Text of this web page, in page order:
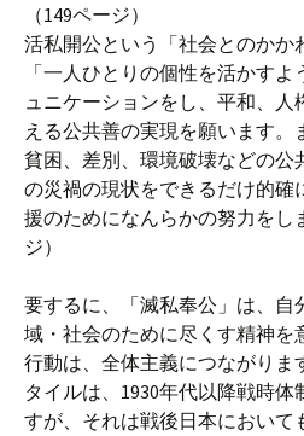
（149ページ）
活私開公という「社会とのかか
「一人ひとりの個性を活かす
ュニケーションをし、平和、人
える公共善の実現を願います。
貧困、差別、環境破壊などの公
の災禍の現状をできるだけ的確
援のためになんらかの努力をし
ジ）
要するに、「滅私奉公」は、自
域・社会のために尽くす精神を
行動は、全体主義につながりま
タイルは、1930年代以降戦時
すが、それは戦後日本において